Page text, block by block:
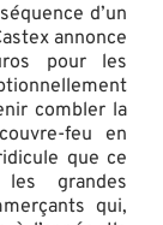
d’un
annonce
pour les
combler la
feu en
que ce
grandes
qui,